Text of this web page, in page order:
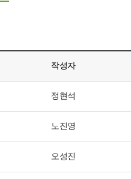
작성자
정현석
노진영
오성진